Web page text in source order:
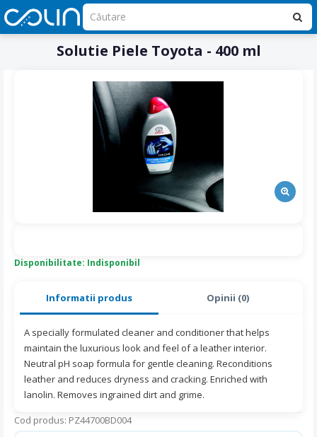
Solutie Piele Toyota - 400 ml
Informatii produs Opinii (0)
A specially formulated cleaner and conditioner that helps
maintain the luxurious look and feel of a leather interior.
Neutral pH soap formula for gentle cleaning. Reconditions
leather and reduces dryness and cracking. Enriched with
lanolin. Removes ingrained dirt and grime.
Cod produs: PZ44700BD004
Disponibilitate: Indisponibil